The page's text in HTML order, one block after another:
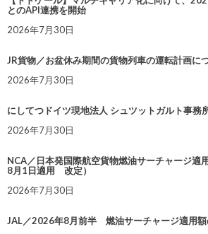
とのAPI連携を開始
2026年7月30日
JR貨物／お盆休み期間の貨物列車の運転計画に
2026年7月30日
にしてつドイツ現地法人 シュツットガルト事務
2026年7月30日
NCA／日本発国際航空貨物燃油サーチャージ適
8月1日適用 改定）
2026年7月30日
JAL／2026年8月前半 燃油サーチャージ適用額